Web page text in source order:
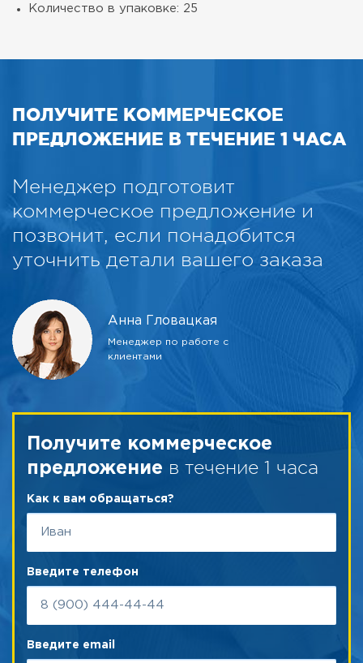
Количество в упаковке: 25
ПОЛУЧИТЕ КОММЕРЧЕСКОЕ
ПРЕДЛОЖЕНИЕ В ТЕЧЕНИЕ 1 ЧАСА
Менеджер подготовит
коммерческое предложение и
позвонит, если понадобится
уточнить детали вашего заказа
Анна Гловацкая
Менеджер по работе с
клиентами
Получите коммерческое
предложение в течение 1 часа
Как к вам обращаться?
Введите телефон
Введите email